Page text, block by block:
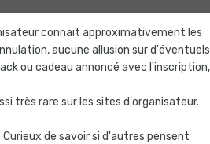
connait approximativement les
aucune allusion sur
ou cadeau annoncé avec l'inscription,
très rare sur les sites d'organisateur.
de savoir si d'autres pensent